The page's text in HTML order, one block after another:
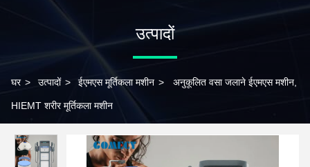
उत्पादों
घर > उत्पादों > ईएमएस मूर्तिकला मशीन > अनुकूलित वसा जलाने ईएमएस मशीन,
HIEMT शरीर मूर्तिकला मशीन